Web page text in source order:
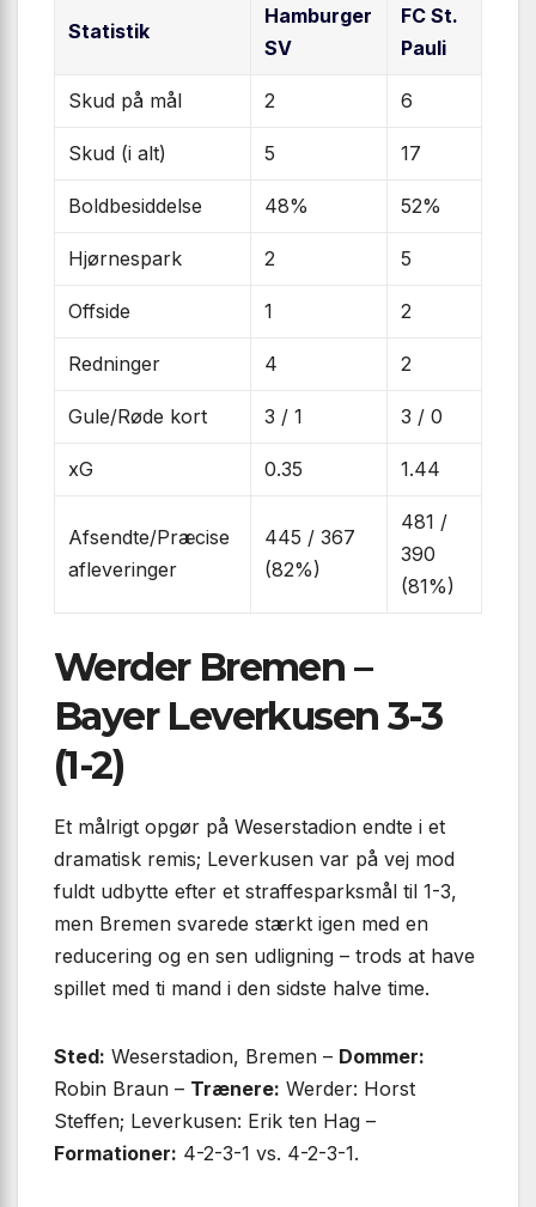
Statistik
Hamburger
SV
FC St.
Pauli
Skud på mål 2 6
Skud (i alt) 5 17
Boldbesiddelse 48% 52%
Hjørnespark 2 5
Offside 1 2
Redninger 4 2
Gule/Røde kort 3 / 1 3 / 0
xG 0.35 1.44
Afsendte/Præcise
afleveringer
445 / 367
(82%)
481 /
390
(81%)
Werder Bremen –
Bayer Leverkusen 3-3
(1-2)
Et målrigt opgør på Weserstadion endte i et
dramatisk remis; Leverkusen var på vej mod
fuldt udbytte efter et straffesparksmål til 1-3,
men Bremen svarede stærkt igen med en
reducering og en sen udligning – trods at have
spillet med ti mand i den sidste halve time.
Sted: Weserstadion, Bremen – Dommer:
Robin Braun – Trænere: Werder: Horst
Steffen; Leverkusen: Erik ten Hag –
Formationer: 4-2-3-1 vs. 4-2-3-1.